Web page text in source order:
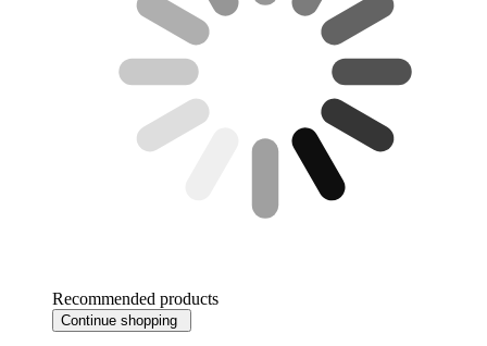
Recommended products
Continue shopping